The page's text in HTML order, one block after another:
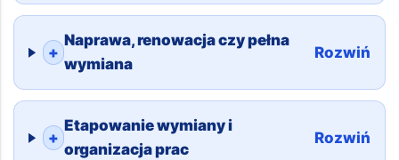
+
Naprawa, renowacja czy pełna
wymiana
Rozwiń
+
Etapowanie wymiany i
organizacja prac
Rozwiń